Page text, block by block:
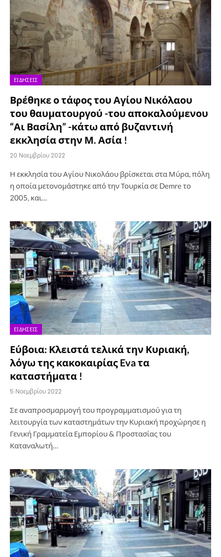
ΕΙΔΉΣΕΙΣ
Βρέθηκε ο τάφος του Αγίου Νικόλαου
του θαυματουργού -του αποκαλούμενου
“Αι Βασίλη” -κάτω από βυζαντινή
εκκλησία στην Μ. Ασία !
20 Νοεμβρίου 2022
Η εκκλησία του Αγίου Νικολάου βρίσκεται στα Μύρα, πόλη
η οποία μετονομάστηκε από την Τουρκία σε Demre το
2005, και…
ΕΙΔΉΣΕΙΣ
Εύβοια: Κλειστά τελικά την Κυριακή,
λόγω της κακοκαιρίας Eva τα
καταστήματα !
5 Νοεμβρίου 2022
Σε αναπροσμαρμογή του προγραμματισμού για τη
λειτουργία των καταστημάτων την Κυριακή προχώρησε η
Γενική Γραμματεία Εμπορίου & Προστασίας του
Καταναλωτή…